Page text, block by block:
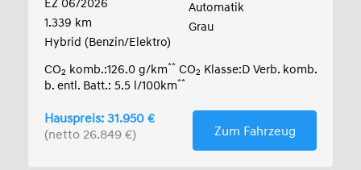
EZ 06/2026
1.339 km
Hybrid (Benzin/Elektro)
Automatik
Grau
CO2 komb.:126.0 g/km** CO2 Klasse:D Verb. komb.
b. entl. Batt.: 5.5 l/100km**
Hauspreis: 31.950 €
(netto 26.849 €)
Zum Fahrzeug